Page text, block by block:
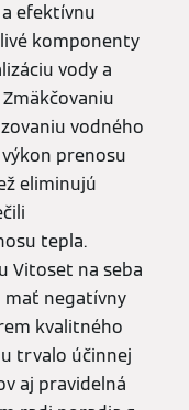
efektívnu
komponenty
vody a
vodného
prenosu
eliminujú
tepla.
Vitoset na seba
mať negatívny
kvalitného
trvalo účinnej
aj pravidelná